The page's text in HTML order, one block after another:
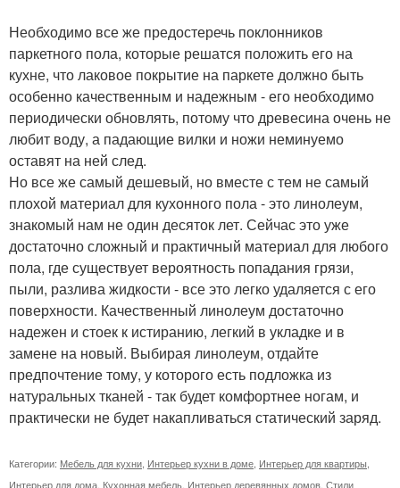
Необходимо все же предостеречь поклонников
паркетного пола, которые решатся положить его на
кухне, что лаковое покрытие на паркете должно быть
особенно качественным и надежным - его необходимо
периодически обновлять, потому что древесина очень не
любит воду, а падающие вилки и ножи неминуемо
оставят на ней след.
Но все же самый дешевый, но вместе с тем не самый
плохой материал для кухонного пола - это линолеум,
знакомый нам не один десяток лет. Сейчас это уже
достаточно сложный и практичный материал для любого
пола, где существует вероятность попадания грязи,
пыли, разлива жидкости - все это легко удаляется с его
поверхности. Качественный линолеум достаточно
надежен и стоек к истиранию, легкий в укладке и в
замене на новый. Выбирая линолеум, отдайте
предпочтение тому, у которого есть подложка из
натуральных тканей - так будет комфортнее ногам, и
практически не будет накапливаться статический заряд.
Категории: Мебель для кухни Интерьер кухни в доме Интерьер для квартиры
Интерьер для дома Кухонная мебель Интерьер деревянных домов Стили